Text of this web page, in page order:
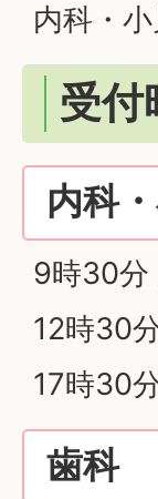
内科・
受付
内科
9時30分
12時30
17時30
歯科